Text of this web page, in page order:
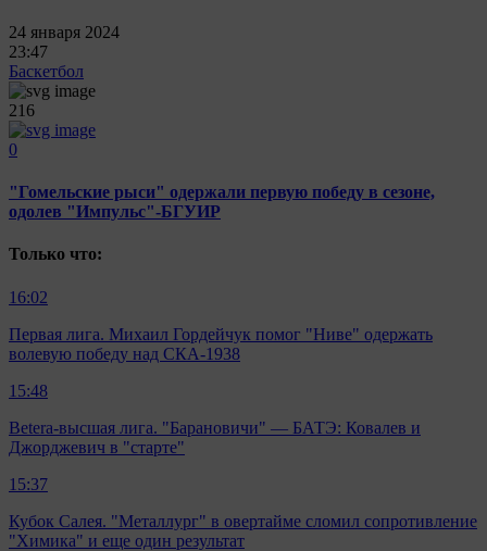
24 января 2024
23:47
Баскетбол
216
0
"Гомельские рыси" одержали первую победу в сезоне,
одолев "Импульс"-БГУИР
Только что:
16:02
Первая лига. Михаил Гордейчук помог "Ниве" одержать
волевую победу над СКА-1938
15:48
Betera-высшая лига. "Барановичи" — БАТЭ: Ковалев и
Джорджевич в "старте"
15:37
Кубок Салея. "Металлург" в овертайме сломил сопротивление
"Химика" и еще один результат